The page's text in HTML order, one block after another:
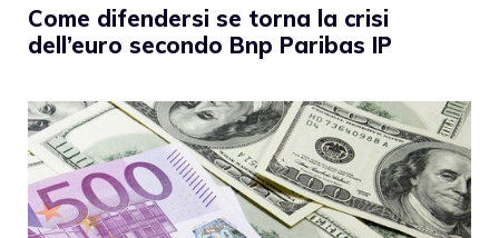
Come difendersi se torna la crisi
dell’euro secondo Bnp Paribas IP